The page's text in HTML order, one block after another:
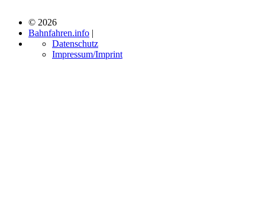
© 2026
Bahnfahren.info |
Datenschutz
Impressum/Imprint